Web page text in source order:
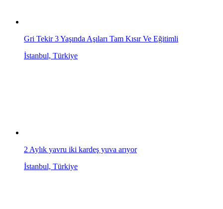
Gri Tekir 3 Yaşında Aşıları Tam Kısır Ve Eğitimli
İstanbul, Türkiye
2 Aylık yavru iki kardeş yuva arıyor
İstanbul, Türkiye